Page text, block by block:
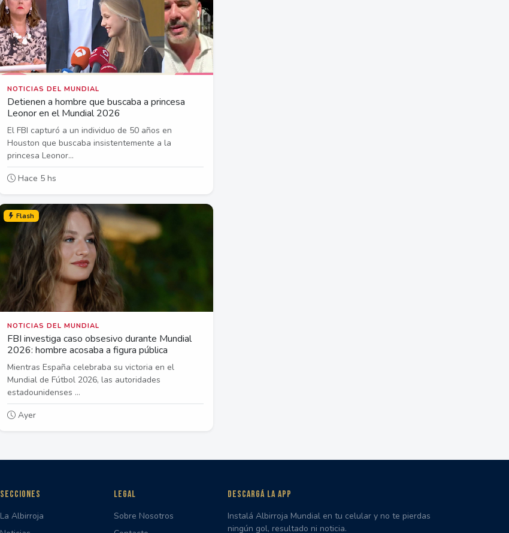
NOTICIAS DEL MUNDIAL
Detienen a hombre que buscaba a princesa
Leonor en el Mundial 2026
El FBI capturó a un individuo de 50 años en
Houston que buscaba insistentemente a la
princesa Leonor...
Hace 5 hs
Flash
NOTICIAS DEL MUNDIAL
FBI investiga caso obsesivo durante Mundial
2026: hombre acosaba a figura pública
Mientras España celebraba su victoria en el
Mundial de Fútbol 2026, las autoridades
estadounidenses ...
Ayer
SECCIONES
La Albirroja
LEGAL
Sobre Nosotros
DESCARGÁ LA APP
Instalá Albirroja Mundial en tu celular y no te pierdas
ningún gol, resultado ni noticia.